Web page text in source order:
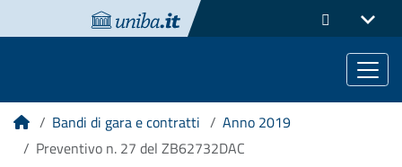
HomeBandi di gara e contratti
Anno 2019
Preventivo n. 27 del ZB62732DAC